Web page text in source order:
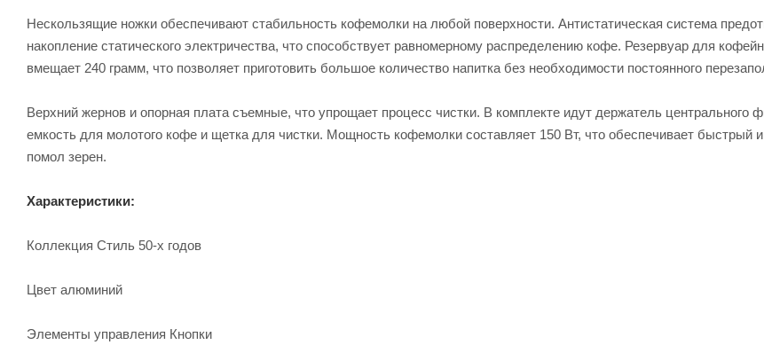
Нескользящие ножки обеспечивают стабильность кофемолки на любой поверхности. Антистатическая система
накопление статического электричества, что способствует равномерному распределению кофе. Резервуар для
вмещает 240 грамм, что позволяет приготовить большое количество напитка без необходимости постоянного
Верхний жернов и опорная плата съемные, что упрощает процесс чистки. В комплекте идут держатель центрального
емкость для молотого кофе и щетка для чистки. Мощность кофемолки составляет 150 Вт, что обеспечивает быстрый
помол зерен.
Характеристики:
Коллекция Стиль 50-х годов
Цвет алюминий
Элементы управления Кнопки